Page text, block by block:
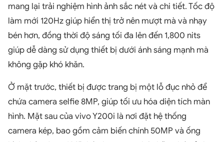
mang lại trải nghiệm hình ảnh sắc nét và chi tiết. Tốc độ
làm mới 120Hz giúp hiển thị trở nên mượt mà và nhạy
bén hơn, đồng thời độ sáng tối đa lên đến 1,800 nits
giúp dễ dàng sử dụng thiết bị dưới ánh sáng mạnh mà
không gặp khó khăn.
Ở mặt trước, thiết bị được trang bị một lỗ đục nhỏ để
chứa camera selfie 8MP, giúp tối ưu hóa diện tích màn
hình. Mặt sau của vivo Y200i là nơi đặt hệ thống
camera kép, bao gồm cảm biến chính 50MP và ống